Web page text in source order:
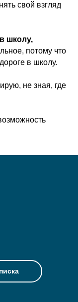
свой взгляд
школу,
потому что
в школу.
не зная, где